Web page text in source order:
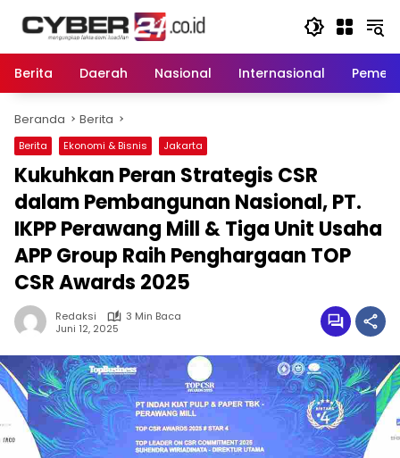
Berita
Daerah Nasional Internasional
Beranda Berita
Berita Ekonomi & Bisnis Jakarta
Kukuhkan Peran Strategis CSR
dalam Pembangunan Nasional, PT.
IKPP Perawang Mill & Tiga Unit Usaha
APP Group Raih Penghargaan TOP
CSR Awards 2025
Redaksi
3 Min Baca
Juni 12, 2025